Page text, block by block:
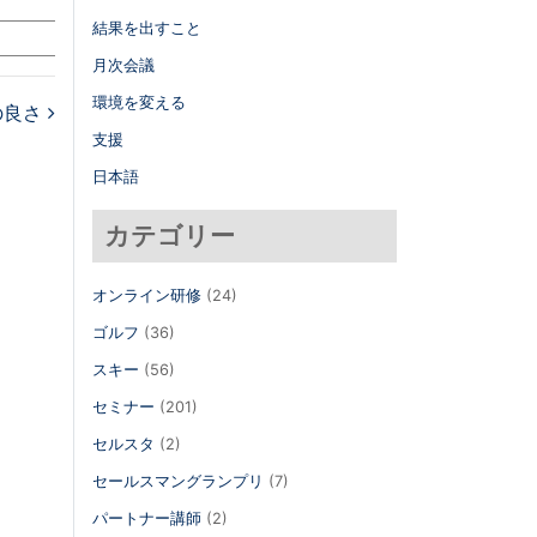
さ
結果を出すこと
月次会議
環境を変える
支援
日本語
カテゴリー
オンライン研修 (24)
ゴルフ (36)
スキー (56)
セミナー (201)
セルスタ (2)
セールスマングランプリ (7)
パートナー講師 (2)